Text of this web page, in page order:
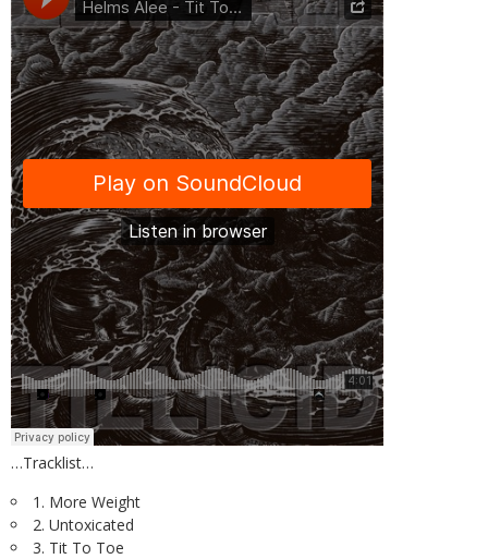
…Tracklist…
1. More Weight
2. Untoxicated
3. Tit To Toe